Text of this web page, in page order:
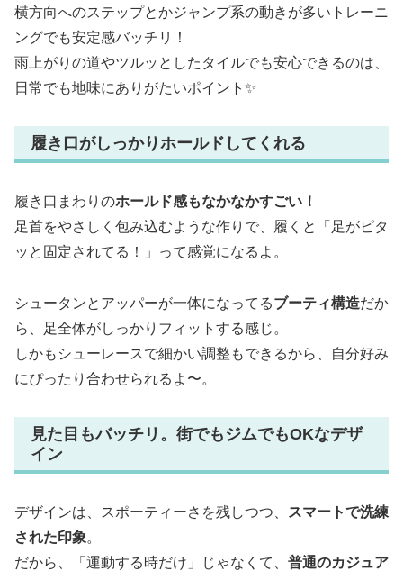
横方向へのステップとかジャンプ系の動きが多いトレーニ
ングでも安定感バッチリ！
雨上がりの道やツルッとしたタイルでも安心できるのは、
日常でも地味にありがたいポイント✨
履き口がしっかりホールドしてくれる
履き口まわりのホールド感もなかなかすごい！
足首をやさしく包み込むような作りで、履くと「足がピタ
ッと固定されてる！」って感覚になるよ。
シュータンとアッパーが一体になってるブーティ構造だか
ら、足全体がしっかりフィットする感じ。
しかもシューレースで細かい調整もできるから、自分好み
にぴったり合わせられるよ〜。
見た目もバッチリ。街でもジムでもOKなデザ
イン
デザインは、スポーティーさを残しつつ、
スマートで洗練
された印象。
だから、「運動する時だけ」じゃなくて、 普通のカジュア